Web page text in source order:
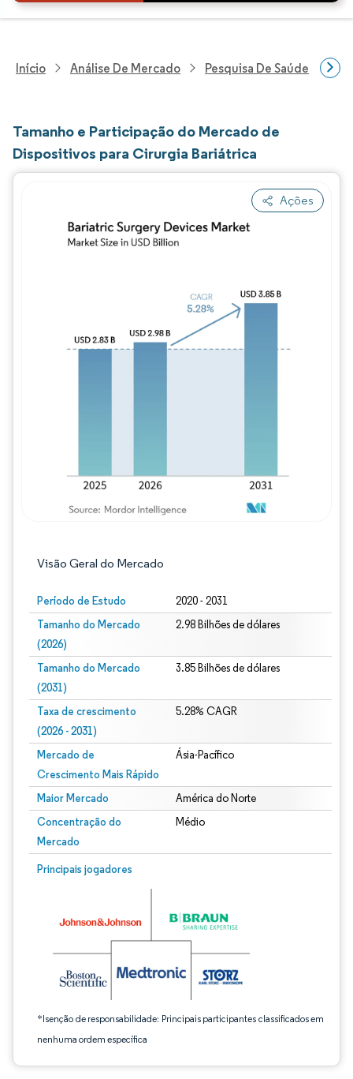
Início Análise De Mercado Pesquisa De Saúde
Tamanho e Participação do Mercado de
Dispositivos para Cirurgia Bariátrica
Ações
Visão Geral do Mercado
Período de Estudo 2020 - 2031
Tamanho do Mercado
(2026)
2.98 Bilhões de dólares
Tamanho do Mercado
(2031)
3.85 Bilhões de dólares
Taxa de crescimento
(2026 - 2031)
5.28% CAGR
Mercado de
Crescimento Mais Rápido
Ásia-Pacífico
Maior Mercado América do Norte
Concentração do
Mercado
Médio
Principais jogadores
*Isenção de responsabilidade: Principais participantes classificados em
nenhuma ordem específica
Imagem © Mordor Intelligence. O reuso requer atribuição conforme CC BY 4.0.